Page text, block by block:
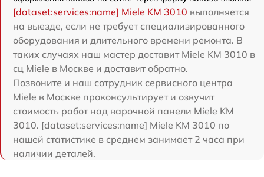
[dataset:services:name] Miele KM 3010 выполняется
на выезде, если не требует специализированного
оборудования и длительного времени ремонта. В
таких случаях наш мастер доставит Miele KM 3010 в
сц Miele в Москве и доставит обратно.
Позвоните и наш сотрудник сервисного центра
Miele в Москве проконсультирует и озвучит
стоимость работ над варочной панели Miele KM
3010. [dataset:services:name] Miele KM 3010 по
нашей статистике в среднем занимает 2 часа при
наличии деталей.